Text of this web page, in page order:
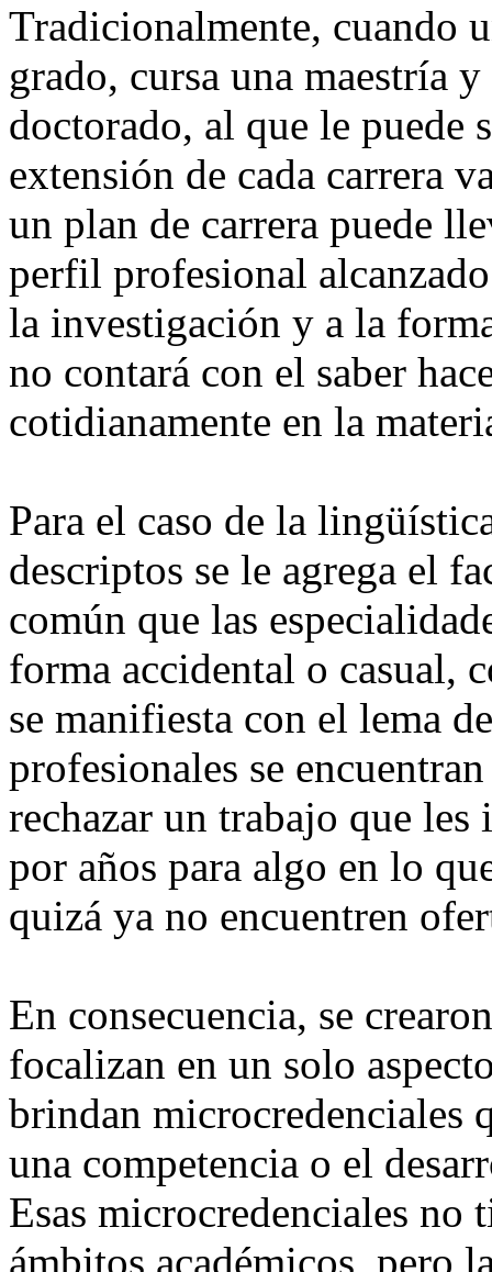
Tradicionalmente, cuando
grado, cursa una maestría
doctorado, al que le puede
extensión de cada carrera
un plan de carrera puede
perfil profesional
la investigación y a la
no contará con el saber
cotidianamente en la
Para el caso de la
descriptos se le agrega el
común que las
forma accidental o casual,
se manifiesta con el lema
profesionales se
rechazar un trabajo que les
por años para algo en lo
quizá ya no encuentren
En consecuencia, se
focalizan en un solo
brindan microcredenciales
una competencia o el
Esas microcredenciales no
ámbitos académicos, pero